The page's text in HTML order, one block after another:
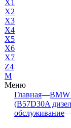
X1
X2
X3
X4
X5
X6
X7
Z4
М
Меню
Главная—BMW
(B57D30A
обслуживание